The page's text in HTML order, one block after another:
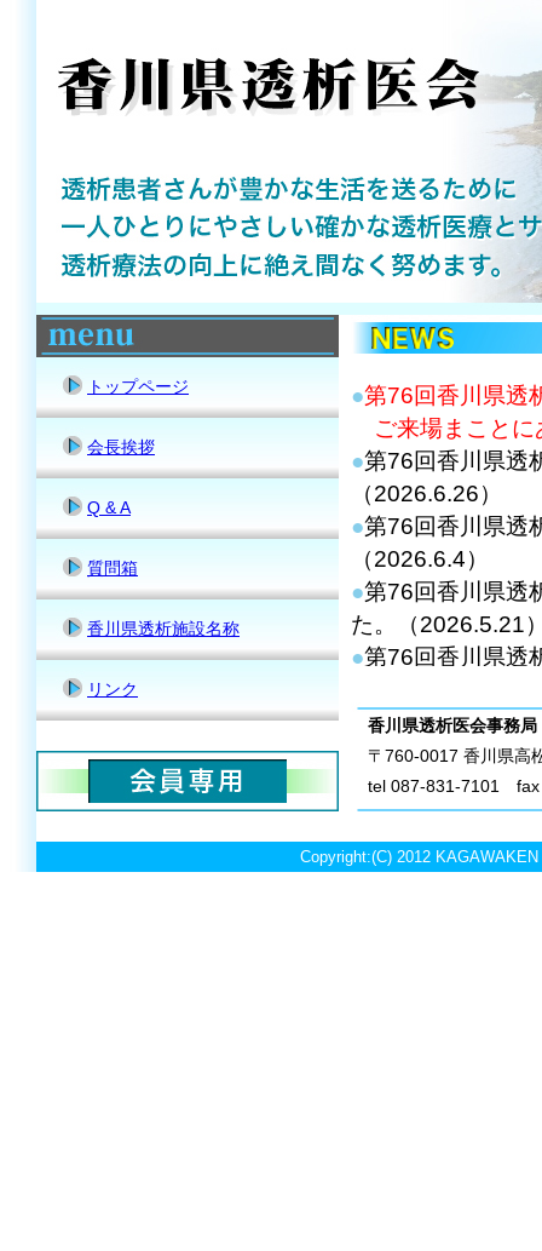
トップページ
会長挨拶
Q & A
質問箱
香川県透析施設名称
リンク
香川県透析医会事務局
〒 760-0017 香川県高
tel 087-831-7101 fax
Copyright:(C) 2012